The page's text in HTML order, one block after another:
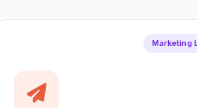
Marketing